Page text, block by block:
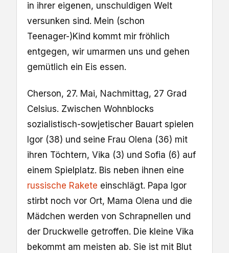
in ihrer eigenen, unschuldigen Welt
versunken sind. Mein (schon
Teenager-)Kind kommt mir fröhlich
entgegen, wir umarmen uns und gehen
gemütlich ein Eis essen.
Cherson, 27. Mai, Nachmittag, 27 Grad
Celsius. Zwischen Wohnblocks
sozialistisch-sowjetischer Bauart spielen
Igor (38) und seine Frau Olena (36) mit
ihren Töchtern, Vika (3) und Sofia (6) auf
einem Spielplatz. Bis neben ihnen eine
russische Rakete einschlägt. Papa Igor
stirbt noch vor Ort, Mama Olena und die
Mädchen werden von Schrapnellen und
der Druckwelle getroffen. Die kleine Vika
bekommt am meisten ab. Sie ist mit Blut